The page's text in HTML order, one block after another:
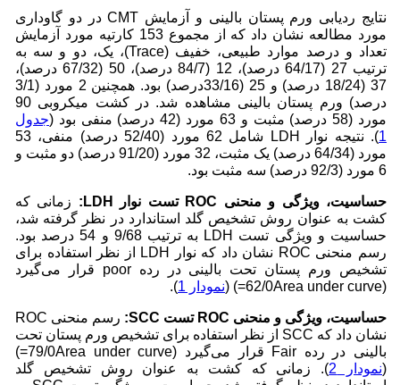
نتایج ردیابی ورم پستان بالینی و آزمایش CMT در دو گاوداری
مورد مطالعه نشان داد که از مجموع 153 کارتیه مورد آزمایش
تعداد و درصد موارد طبیعی، خفیف (Trace)، یک، دو و سه به
ترتیب 27 (64/17 درصد)، 12 (84/7 درصد)، 50 (67/32 درصد)،
37 (18/24 درصد) و 25 (33/16درصد) بود. همچنین 2 مورد (3/1
درصد) ورم پستان بالینی مشاهده شد. در کشت میکروبی 90
مورد (58 درصد) مثبت و 63 مورد (42 درصد) منفی بود (
جدول
1
). نتیجه‌ نوار LDH شامل 62 مورد (52/40 درصد) منفی، 53
مورد (64/34 درصد) یک مثبت، 32 مورد (91/20 درصد) دو مثبت و
6 مورد (92/3 درصد) سه مثبت بود.
حساسیت، ویژگی و منحنی ROC تست نوار LDH:
زمانی که
کشت به عنوان روش تشخیص گلد استاندارد در نظر گرفته شد،
حساسیت و ویژگی تست LDH به ترتیب 9/68 و 54 درصد بود.
رسم منحنی ROC نشان داد که نوار LDH از نظر استفاده برای
تشخیص ورم پستان تحت بالینی در رده poor قرار می‌گیرد
(62/0Area under curve=) (
نمودار 1 ).
حساسیت، ویژگی و منحنی ROC تست SCC
:
رسم منحنی ROC
نشان داد که SCC از نظر استفاده برای تشخیص ورم پستان تحت
بالینی در رده Fair قرار می‌گیرد (79/0Area under curve=)
(نمودار 2
). زمانی که کشت به عنوان روش تشخیص گلد